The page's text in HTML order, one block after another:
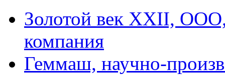
Золотой век XXII, ООО,
компания
Геммаш, научно-